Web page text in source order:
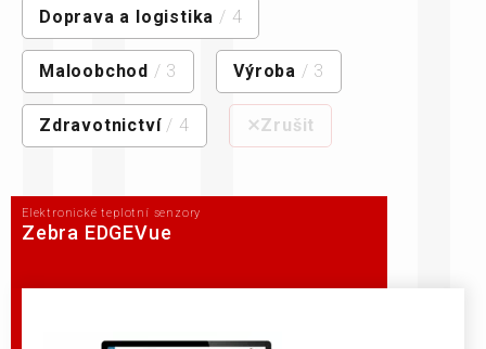
Doprava a logistika / 4
Maloobchod / 3 Výroba / 3
Zdravotnictví/ 4 ⨯Zrušit
Elektronické teplotní senzory
Zebra EDGEVue